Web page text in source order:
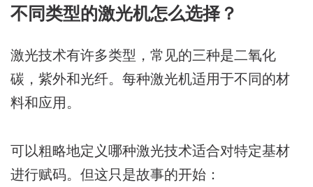
不同类型的激光机怎么选择？
激光技术有许多类型，常见的三种是二氧化
碳，紫外和光纤。 每种激光机适用于不同的材
料和应用。
可以粗略地定义哪种激光技术适合对特定基材
进行赋码。但这只是故事的开始：